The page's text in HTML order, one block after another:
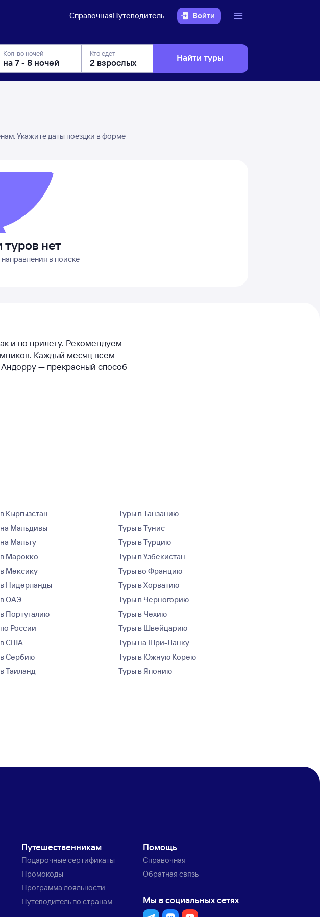
СправочнаяПутеводитель Войти
Кол-во ночей Кто едет Найти туры
Укажите даты поездки в форме
нет
в поиске
и по прилету. Рекомендуем
Каждый месяц всем
— прекрасный способ
Кыргызстан
Мальдивы
Мальту
Марокко
Мексику
Нидерланды
ОАЭ
Португалию
России
США
Сербию
Таиланд
Туры в Танзанию
Туры в Тунис
Туры в Турцию
Туры в Узбекистан
Туры во Францию
Туры в Хорватию
Туры в Черногорию
Туры в Чехию
Туры в Швейцарию
Туры на Шри-Ланку
Туры в Южную Корею
Туры в Японию
Путешественникам
Подарочные сертификаты
Промокоды
Программа лояльности
Путеводитель по странам
Помощь
Справочная
Обратная связь
Мы в социальных сетях